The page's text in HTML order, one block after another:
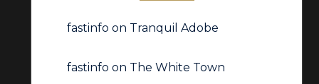
fastinfo on Tranquil Adobe
fastinfo on The White Town